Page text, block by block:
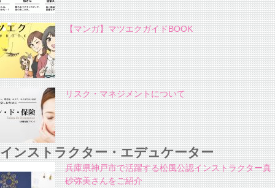
【マンガ】マツエクガイドBOOK
リスク・マネジメントについて
インストラクター・エデュケーター
兵庫県神戸市で活躍する松風公認インストラクター真
砂弥美さんをご紹介